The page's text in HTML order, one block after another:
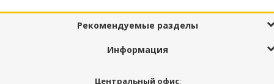
Рекомендуемые разделы
Информация
Центральный офис: